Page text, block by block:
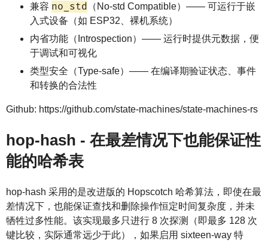
兼容 no_std （No-std Compatible）—— 可运行于嵌
入式设备（如 ESP32、裸机系统）
内省功能（Introspection）—— 运行时提供元数据，便
于调试和可视化
类型安全（Type-safe）—— 在编译期验证状态、事件
和转换的合法性
Github: https://github.com/state-machines/state-machines-rs
hop-hash - 在最差情况下也能保证性
能的哈希表
hop-hash 采用的是改进版的 Hopscotch 哈希算法，即使在最
差情况下，也能保证查找和删除操作恒定时间复杂度，并未
牺牲过多性能。该实现最多只进行 8 次探测（即最多 128 次
键比较，实际通常远少于此），如果启用 sixteen-way 特